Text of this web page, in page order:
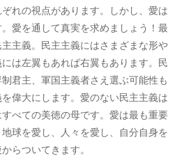
れの視点があります。しかし、愛は
愛を通して真実を求めましょう！最
主義。民主主義にはさまざまな形や
は左翼もあれば右翼もあります。民
君主、軍国主義者さえ選ぶ可能性も
偉大にします。愛のない民主主義は
べての美徳の母です。愛は最も重要
球を愛し、人々を愛し、自分自身を
らついてきます。